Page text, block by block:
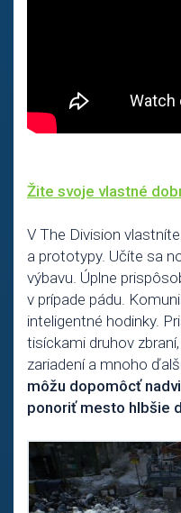
Žite svoje vlastné
V The Division
a prototypy. Učíte sa
výbavu. Úplne
v prípade pádu.
inteligentné hodinky.
tisíckami druhov
zariadení a mnoho
môžu dopomôcť
ponoriť mesto hlbšie